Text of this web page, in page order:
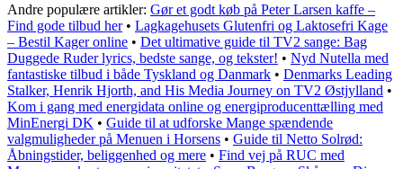
Andre populære artikler: Gør et godt køb på Peter Larsen kaffe –
Find gode tilbud her• Lagkagehusets Glutenfri og Laktosefri Kage
– Bestil Kager online • Det ultimative guide til TV2 sange: Bag
Duggede Ruder lyrics, bedste sange, og tekster! • Nyd Nutella med
fantastiske tilbud i både Tyskland og Danmark • Denmarks Leading
Stalker, Henrik Hjorth, and His Media Journey on TV2 Østjylland •
Kom i gang med energidata online og energiproducenttælling med
MinEnergi DK • Guide til at udforske Mange spændende
valgmuligheder på Menuen i Horsens • Guide til Netto Solrød:
Åbningstider, beliggenhed og mere • Find vej på RUC med